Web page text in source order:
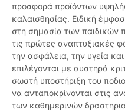
προσφορά προϊόντων
καλαισθησίας. Ειδική
στη σημασία των παιδικών
τις πρώτες αναπτυξιακές
την ασφάλεια, την υγεία
επιλέγονται με αυστηρά
σωστή υποστήριξη του
να ανταποκρίνονται στις
των καθημερινών